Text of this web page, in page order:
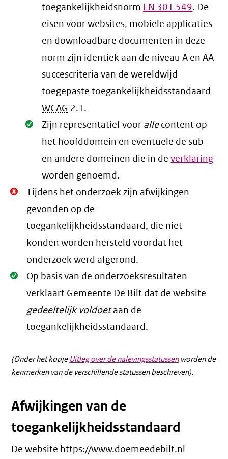
toegankelijkheidsnorm EN 301 549. De
eisen voor websites, mobiele applicaties
en downloadbare documenten in deze
norm zijn identiek aan de niveau A en AA
succescriteria van de wereldwijd
toegepaste toegankelijkheidsstandaard
WCAG 2.1 .
Oké.
Zijn representatief voor allecontent op
het hoofddomein en eventuele de sub-
en andere domeinen die in deverklaring
worden genoemd.
Niet
Oké.
Tijdens het onderzoek zijn afwijkingen
gevonden op de
toegankelijkheidsstandaard, die niet
konden worden hersteld voordat het
onderzoek werd afgerond.
Oké.
Op basis van de onderzoeksresultaten
verklaart Gemeente De Bilt dat de website
gedeeltelijk voldoetaan de
toegankelijkheidsstandaard.
(Onder het kopje Uitleg over de nalevingsstatussenworden de
kenmerken van de verschillende statussen beschreven).
Afwijkingen van de
toegankelijkheidsstandaard
De website https://www.doemeedebilt.nl